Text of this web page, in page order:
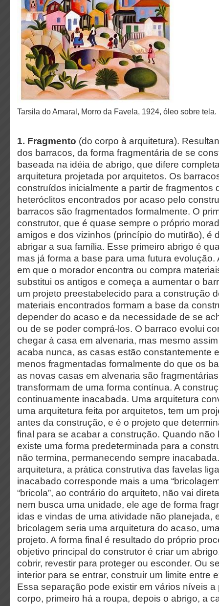
Tarsila do Amaral, Morro da Favela, 1924, óleo sobre tela.
1. Fragmento (do corpo à arquitetura).
dos barracos, da forma fragmentária de se
baseada na idéia de abrigo, que difere
arquitetura projetada por arquitetos. Os
construídos inicialmente a partir de fragmentos
heteróclitos encontrados por acaso pelo
barracos são fragmentados formalmente. O
construtor, que é quase sempre o próprio
amigos e dos vizinhos (princípio do mutirão), é
abrigar a sua família. Esse primeiro abrigo é
mas já forma a base para uma futura evolução.
em que o morador encontra ou compra
substitui os antigos e começa a aumentar o
um projeto preestabelecido para a construção
materiais encontrados formam a base da
depender do acaso e da necessidade de se
ou de se poder comprá-los. O barraco evolui
chegar à casa em alvenaria, mas mesmo
acaba nunca, as casas estão constantemente
menos fragmentadas formalmente do que os
as novas casas em alvenaria são
transformam de uma forma contínua. A
continuamente inacabada. Uma arquitetura
uma arquitetura feita por arquitetos, tem um
antes da construção, e é o projeto que
final para se acabar a construção. Quando não
existe uma forma predeterminada para a
não termina, permanecendo sempre
arquitetura, a prática construtiva das favelas
inacabado corresponde mais a uma
“bricola”, ao contrário do arquiteto, não vai
nem busca uma unidade, ele age de forma
idas e vindas de uma atividade não planejada,
bricolagem seria uma arquitetura do acaso,
projeto. A forma final é resultado do próprio
objetivo principal do construtor é criar um
cobrir, revestir para proteger ou esconder. Ou
interior para se entrar, construir um limite entre
Essa separação pode existir em vários níveis a
corpo, primeiro há a roupa, depois o abrigo, a